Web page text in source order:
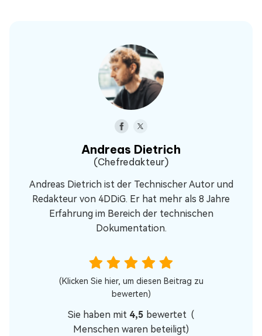
Andreas Dietrich
(Chefredakteur)
Andreas Dietrich ist der Technischer Autor und
Redakteur von 4DDiG. Er hat mehr als 8 Jahre
Erfahrung im Bereich der technischen
Dokumentation.
(Klicken Sie hier, um diesen Beitrag zu
bewerten)
Sie haben mit 4,5 bewertet (
Menschen waren beteiligt)